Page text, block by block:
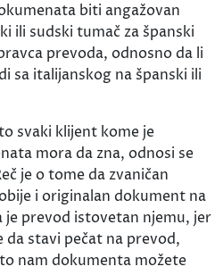
biti angažovan
ili sudski tumač za španski
prevoda, odnosno da li
sa italijanskog na španski ili
svaki klijent kome je
mora da zna, odnosi se
je o tome da zvaničan
i originalan dokument na
je prevod istovetan njemu, jer
da stavi pečat na prevod,
nam dokumenta možete